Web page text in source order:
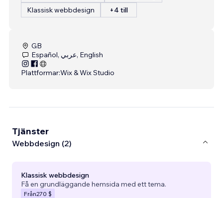
Klassisk webbdesign
+4 till
GB
Español, عربي, English
Plattformar:Wix & Wix Studio
Tjänster
Webbdesign (2)
Klassisk webbdesign
Få en grundläggande hemsida med ett tema.
Från270 $